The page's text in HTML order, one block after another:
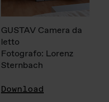
GUSTAV Camera da
letto
Fotografo: Lorenz
Sternbach
Download